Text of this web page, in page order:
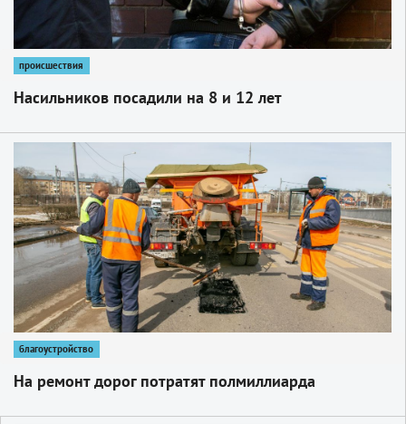
происшествия
Насильников посадили на 8 и 12 лет
благоустройство
На ремонт дорог потратят полмиллиарда